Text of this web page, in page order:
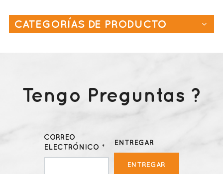
CATEGORÍAS DE PRODUCTO
Tengo Preguntas ?
CORREO
ELECTRÓNICO *
ENTREGAR
ENTREGAR